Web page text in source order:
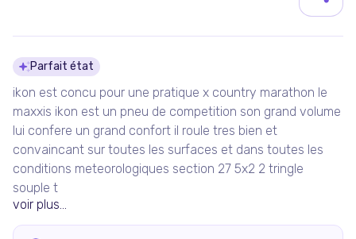
Détails du produit
Parfait état
ikon est concu pour une pratique x country marathon le
maxxis ikon est un pneu de competition son grand volume
lui confere un grand confort il roule tres bien et
convaincant sur toutes les surfaces et dans toutes les
conditions meteorologiques section 27 5x2 2 tringle
souple t
voir plus...